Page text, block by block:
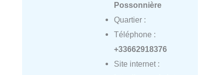
Possonnière
Quartier :
Téléphone :
+33662918376
Site internet :